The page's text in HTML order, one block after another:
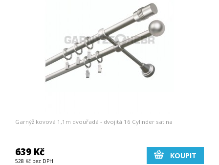
Garnýž kovová 1,1m dvouřadá - dvojitá 16 Cylinder satina
639 Kč
528 Kč bez DPH
KOUPIT